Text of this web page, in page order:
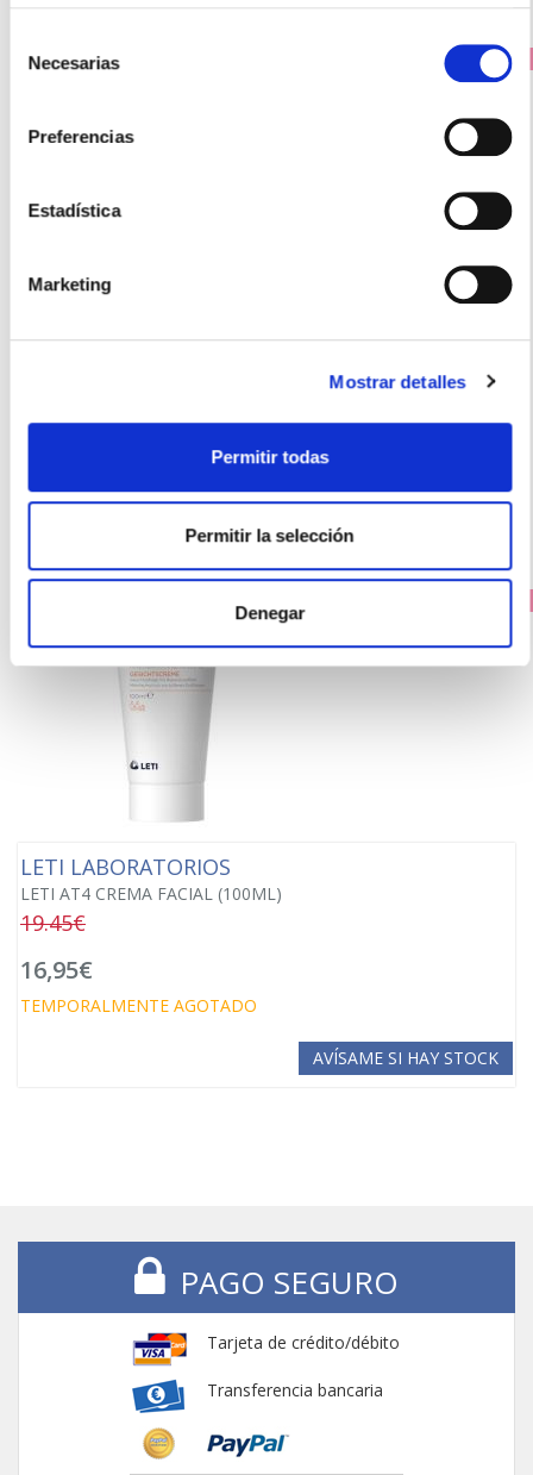
Necesarias
Preferencias
Estadística
Marketing
Mostrar detalles
Permitir todas
Permitir la selección
Denegar
19,60€
LETI LABORATORIOS
LETI AT4 CREMA FACIAL (100ML)
19.45€
16,95€
TEMPORALMENTE AGOTADO
AVÍSAME SI HAY STOCK
PAGO SEGURO
Tarjeta de crédito/débito
Transferencia bancaria